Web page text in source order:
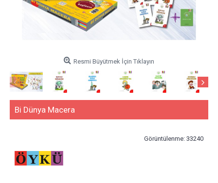
Resmi Büyütmek İçin Tıklayın
Bi Dünya Macera
Görüntülenme: 33240